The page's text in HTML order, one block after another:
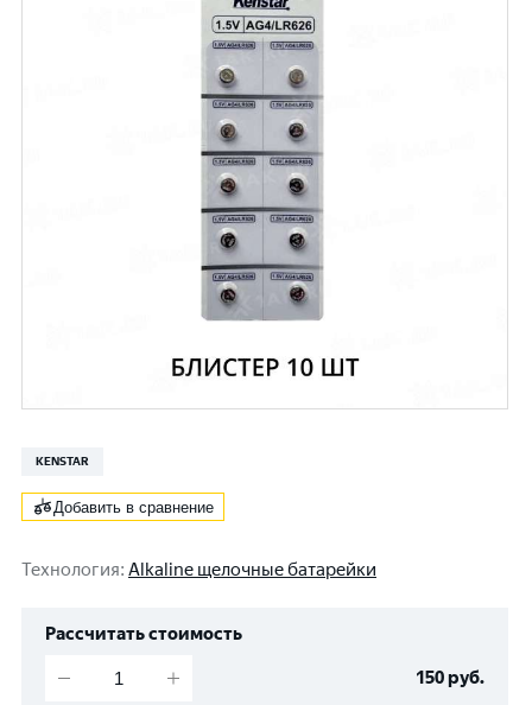
KENSTAR
Добавить в сравнение
Технология: Alkaline щелочные батарейки
Рассчитать стоимость
150руб.